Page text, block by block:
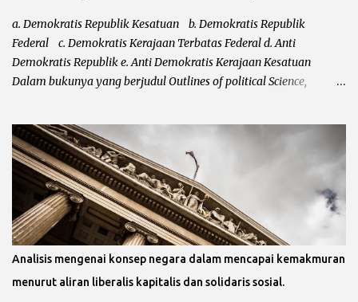
a. Demokratis Republik Kesatuan b. Demokratis Republik
Federal c. Demokratis Kerajaan Terbatas Federal d. Anti
Demokratis Republik e. Anti Demokratis Kerajaan Kesatuan
Dalam bukunya yang berjudul Outlines of political Science,
tidak memasukkan bentuk negara totaliter ataupun otoriter
kedalam klasifikasi negara. Setelah klasifikasi Leacock diperbaiki
masih juga belum sempurna, hal ini karena belum
ditempatkannya negara-negara demokrasi modern dan
demokrasi kuno. Maka setelah itu, Shina menyempurnakan
klasifikasi Leacock dengan bentuk-bentuk totaliter atau otoriter
dan yang bersifat anti demokrasi. a. Demokratis Republik
tunggal dan didalamnya tidak terdapat negara bagian. Negara
Analisis mengenai konsep negara dalam mencapai kemakmuran
menurut aliran liberalis kapitalis dan solidaris sosial.